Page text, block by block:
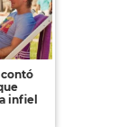
infiel